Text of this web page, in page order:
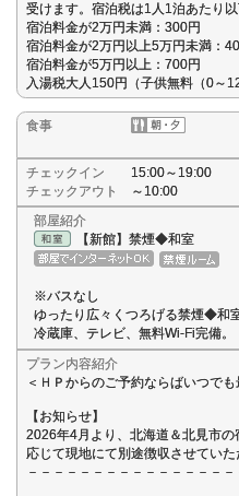
受けます。宿泊税は1人1泊あたり以
宿泊料金が2万円未満：300円
宿泊料金が2万円以上5万円未満：
宿泊料金が5万円以上：700円
入湯税大人150円（子供無料（0～
食事
チェックイン
15:00～19:00
チェックアウト
～10:00
部屋紹介
【新館】禁煙◆和室
※バスなし
ゆったり広々くつろげる禁煙◆和
冷蔵庫、テレビ、無料Wi-Fi完備。
プラン内容紹介
＜ＨＰからのご予約ならばいつでも
【お知らせ】
2026年4月より、北海道＆北見市
応じて現地にて別途徴収させていた
－－－－－－－－－－－－－－－－